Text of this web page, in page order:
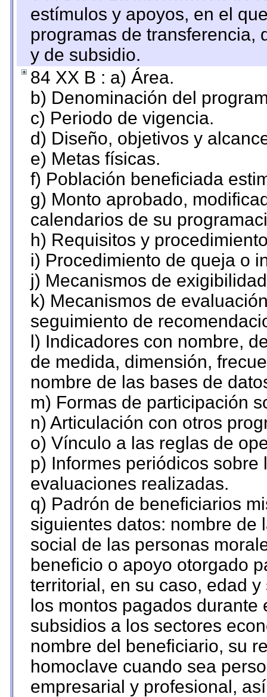
estímulos y apoyos, en el
programas de transferencia,
y de subsidio.
84 XX B : a) Área.
b) Denominación del
c) Periodo de vigencia.
d) Diseño, objetivos y
e) Metas físicas.
f) Población beneficiada
g) Monto aprobado,
calendarios de su
h) Requisitos y
i) Procedimiento de queja o
j) Mecanismos de
k) Mecanismos de
seguimiento de
l) Indicadores con nombre,
de medida, dimensión,
nombre de las bases de
m) Formas de participación
n) Articulación con otros
o) Vínculo a las reglas de
p) Informes periódicos
evaluaciones realizadas.
q) Padrón de beneficiarios
siguientes datos: nombre de
social de las personas
beneficio o apoyo otorgado
territorial, en su caso, edad
los montos pagados
subsidios a los sectores
nombre del beneficiario, su
homoclave cuando sea
empresarial y profesional,